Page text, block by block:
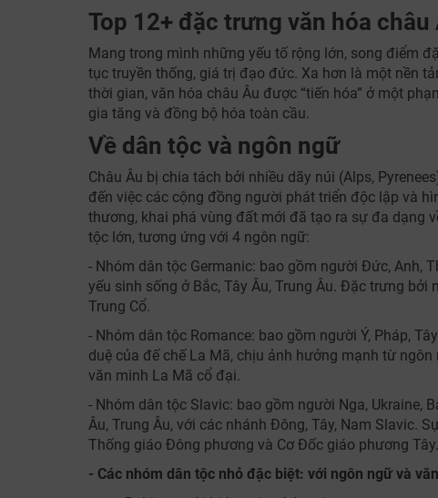
Top 12+ đặc trưng văn hóa
Mang trong mình những yếu tố rộng lớn, song điểm
tục truyền thống, giá trị đạo đức. Xa hơn là một nền
thời gian, văn hóa châu Âu được “tiến hóa” ở một
gia tăng và đồng bộ hóa toàn cầu.
Về dân tộc và ngôn ngữ
Châu Âu bị chia tách bởi nhiều dãy núi (Alps,
đến việc các cộng đồng người phát triển độc lập và
thương, khai phá vùng đất mới đã tạo ra sự đa dạng
tộc lớn, tương ứng với 4 ngôn ngữ:
- Nhóm dân tộc Germanic: bao gồm người Đức, Anh,
yếu sinh sống ở Bắc, Tây Âu, Trung Âu. Đặc trưng
Trung Cổ.
- Nhóm dân tộc Romance: bao gồm người Ý, Pháp,
duệ của đế chế La Mã, chịu ảnh hưởng mạnh từ
văn minh La Mã cổ đại.
- Nhóm dân tộc Slavic: bao gồm người Nga, Ukraine,
Âu, Trung Âu, với các nhánh Đông, Tây, Nam Slavic.
Thống giáo Đông phương và Cơ Đốc giáo phương Tây.
- Các nhóm dân tộc nhỏ đặc biệt: với ngôn ngữ và